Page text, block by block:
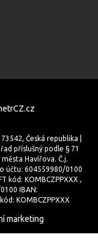
Česká republika |
příslušný podle § 71
Havířova. Č.j.
účtu: 604559980/0100
kód: KOMBCZPPXXX ,
IBAN:
KOMBCZPPXXX
marketing